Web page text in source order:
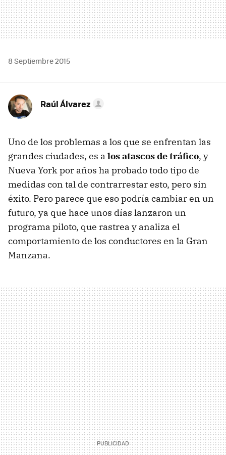
8 Septiembre 2015
Raúl Álvarez
Uno de los problemas a los que se enfrentan las
grandes ciudades, es a los atascos de tráfico, y
Nueva York por años ha probado todo tipo de
medidas con tal de contrarrestar esto, pero sin
éxito. Pero parece que eso podría cambiar en un
futuro, ya que hace unos días lanzaron un
programa piloto, que rastrea y analiza el
comportamiento de los conductores en la Gran
Manzana.